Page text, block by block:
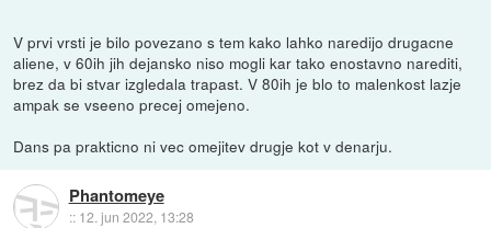
V prvi vrsti je bilo povezano s tem kako lahko naredijo drugacne
aliene, v 60ih jih dejansko niso mogli kar tako enostavno narediti,
brez da bi stvar izgledala trapast. V 80ih je blo to malenkost lazje
ampak se vseeno precej omejeno.
Dans pa prakticno ni vec omejitev drugje kot v denarju.
Phantomeye
:: 12. jun 2022, 13:28